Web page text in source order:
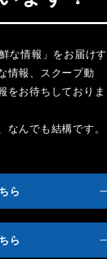
な情報」をお届けす
情報、スクープ動
をお待ちしておりま
なんでも結構です。
ら
ら